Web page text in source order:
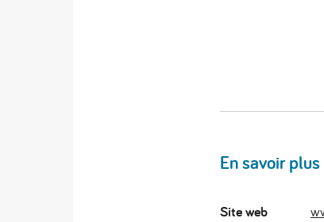
En savoir plus
Site web